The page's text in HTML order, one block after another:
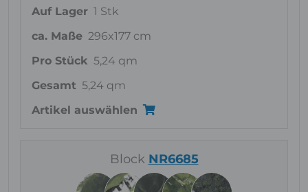
Auf Lager 1 Stk
ca. Maße 296x177 cm
Pro Stück 5,24 qm
Gesamt 5,24 qm
Artikel auswählen
Block NR6685